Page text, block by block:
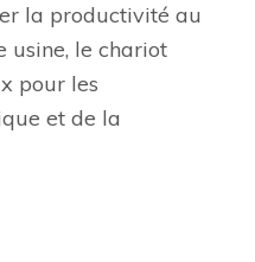
la productivité au
usine, le chariot
pour les
et de la